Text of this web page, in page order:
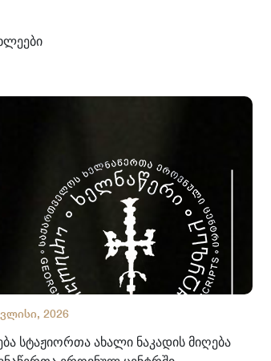
2026
სტაჟიორთა ახალი ნაკადის მიღება